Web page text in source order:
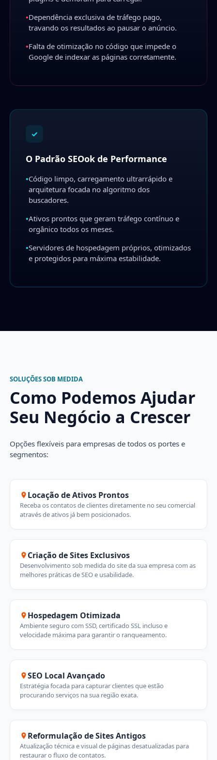
•Dependência exclusiva de tráfego pago,
travando os resultados ao pausar o anúncio.
•Falta de otimização no código que impede o
Google de indexar as páginas corretamente.
✓
O Padrão SEOok de Performance
•Código limpo, carregamento ultrarrápido e
arquitetura focada no algoritmo dos
buscadores.
•Ativos prontos que geram tráfego contínuo e
orgânico todos os meses.
•Servidores de hospedagem próprios, otimizados
e protegidos para máxima estabilidade.
SOLUÇÕES SOB MEDIDA
Como Podemos Ajudar
Seu Negócio a Crescer
Opções flexíveis para empresas de todos os portes e
segmentos:
Locação de Ativos Prontos
Receba os contatos de clientes diretamente no seu comercial
através de ativos já bem posicionados.
Criação de Sites Exclusivos
Desenvolvimento sob medida do site da sua empresa com as
melhores práticas de SEO e usabilidade.
Hospedagem Otimizada
Ambiente seguro com SSD, certificado SSL incluso e
velocidade máxima para garantir o ranqueamento.
SEO Local Avançado
Estratégia focada para capturar clientes que estão
procurando serviços na sua região exata.
Reformulação de Sites Antigos
Atualização técnica e visual de páginas desatualizadas para
restaurar o fluxo de contatos.